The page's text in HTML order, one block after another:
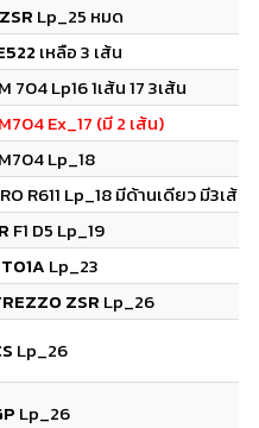
Lp_25 หมด
เหลือ 3 เส้น
704 Lp16 1เส้น 17 3เส้น
Ex_17 (มี 2 เส้น)
Lp_18
R611 Lp_18 มีด้านเดียว มี3เส้น
F1 D5 Lp_19
Lp_23
ZSR Lp_26
Lp_26
Lp_26